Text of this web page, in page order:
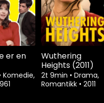
er en
Komedie,
Wuthering
Heights (2011)
2t 9min • Drama,
Romantikk • 2011